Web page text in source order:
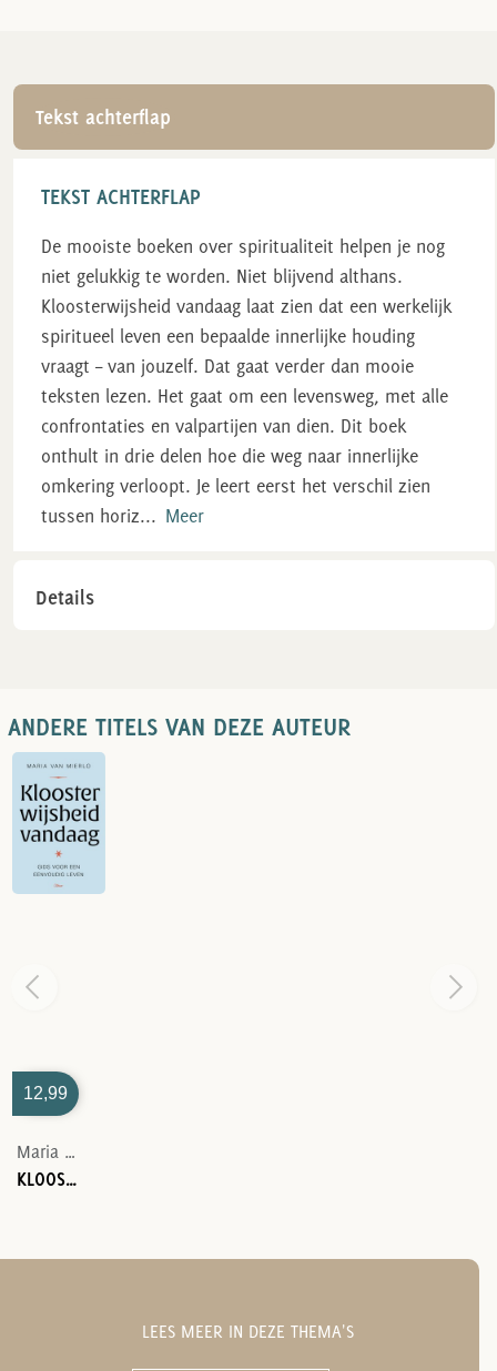
Tekst achterflap
TEKST ACHTERFLAP
De mooiste boeken over spiritualiteit helpen je nog
niet gelukkig te worden. Niet blijvend althans.
Kloosterwijsheid vandaag laat zien dat een werkelijk
spiritueel leven een bepaalde innerlijke houding
vraagt – van jouzelf. Dat gaat verder dan mooie
teksten lezen. Het gaat om een levensweg, met alle
confrontaties en valpartijen van dien. Dit boek
onthult in drie delen hoe die weg naar innerlijke
omkering verloopt. Je leert eerst het verschil zien
tussen horiz... Meer
Details
ANDERE TITELS VAN DEZE AUTEUR
12,99
Maria Van Mierlo
KLOOSTERWIJSHEID VANDAAG
LEES MEER IN DEZE THEMA'S